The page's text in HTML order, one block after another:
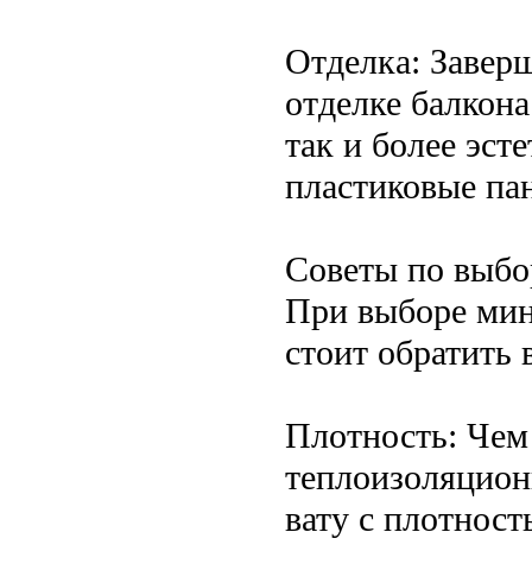
Отделка:
отделке
так и более
пластиковые
Советы по
При выборе
стоит
Плотность:
вату с